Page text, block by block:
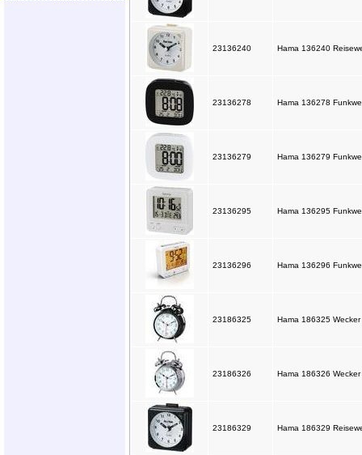
23136240 Hama 136240
23136278 Hama 136278
23136279 Hama 136279
23136295 Hama 136295
23136296 Hama 136296
23186325 Hama 186325
23186326 Hama 186326
23186329 Hama 186329